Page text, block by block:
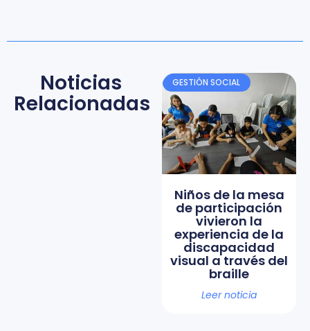
Noticias
Relacionadas
GESTIÓN SOCIAL
Niños de la mesa
de participación
vivieron la
experiencia de la
discapacidad
visual a través del
braille
Leer noticia